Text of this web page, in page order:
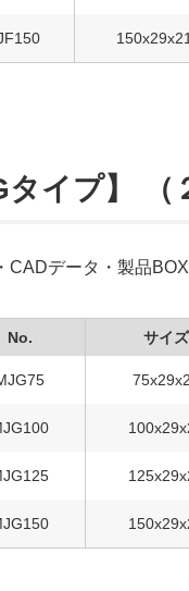
150x29x21
イプ】 （
CADデータ・製品
No. サイズ